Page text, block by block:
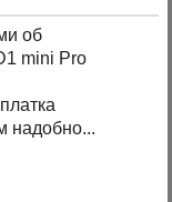
об
mini Pro
надобно...